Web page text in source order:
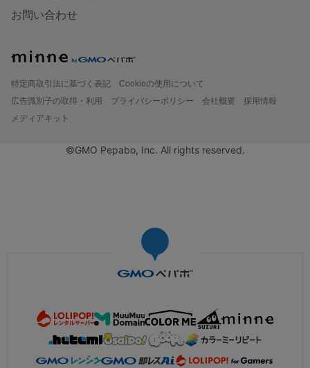
お問い合わせ
特定商取引法に基づく表記
Cookieの使用について
広告識別子の取得・利用
プライバシーポリシー 会社概要
採用情報
メディアキット
©GMO Pepabo, Inc. All rights reserved.